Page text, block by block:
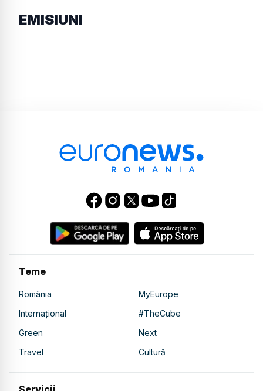
EMISIUNI
Teme
România
MyEurope
Internațional
#TheCube
Green
Next
Travel
Cultură